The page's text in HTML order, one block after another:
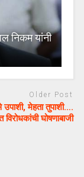
निकम यांनी
Older Post
मेहता तुपाशी….
विरोधकांची घोषणाबाजी